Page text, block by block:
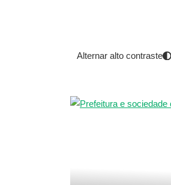
Alternar alto contraste